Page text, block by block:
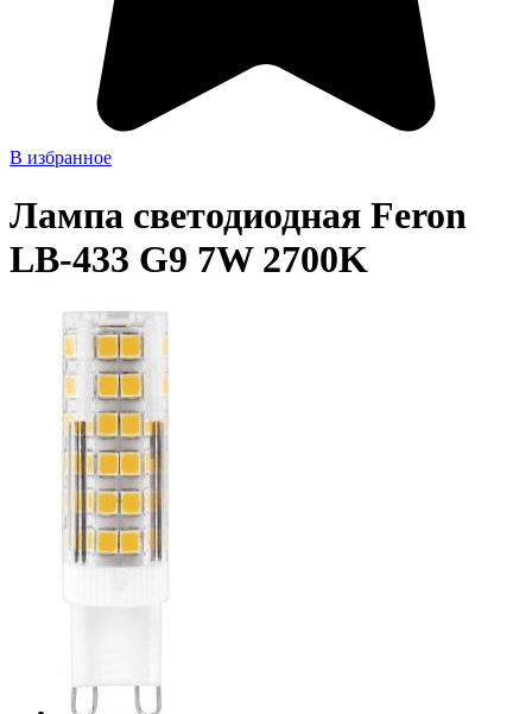
В избранное
Лампа светодиодная Feron
LB-433 G9 7W 2700K